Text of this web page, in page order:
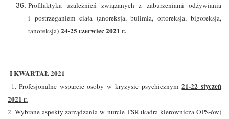
Profilaktyka uzależnień związanych z zaburzeniami odżywiania
i postrzeganiem ciała (anoreksja, bulimia, ortoreksja, bigoreksja,
tanoreksja) 24-25 czerwiec 2021 r.
I KWARTAŁ 2021
1. Profesjonalne wsparcie osoby w kryzysie psychicznym21-22 styczeń
2021 r.
2. Wybrane aspekty zarządzania w nurcie TSR (kadra kierownicza OPS-ów)